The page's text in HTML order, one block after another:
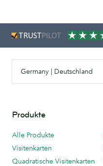
Germany | Deutschland
Produkte
Alle Produkte
Visitenkarten
Quadratische Visitenkarten